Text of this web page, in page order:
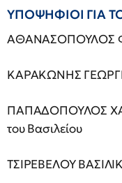
YΠΟΨΗΦΙΟΙ ΓΙΑ
ΑΘΑΝΑΣΟΠΟΥΛΟΣ
ΚΑΡΑΚΩΝΗΣ
ΠΑΠΑΔΟΠΟΥΛΟΣ
του Βασιλείου
ΤΣΙΡΕΒΕΛΟΥ